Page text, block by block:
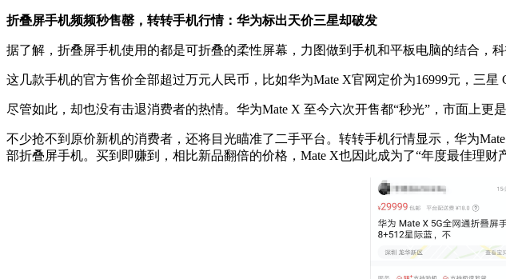
折叠屏手机频频秒售罄，转转手机行情：华为标出天价三星却破发
据了解，折叠屏手机使用的都是可折叠的柔性屏幕，力图做到手机和平板电脑的结合
这几款手机的官方售价全部超过万元人民币，比如华为Mate X官网定价为16999元，三星
尽管如此，却也没有击退消费者的热情。华为Mate X 至今六次开售都“秒光”，市面上更
不少抢不到原价新机的消费者，还将目光瞄准了二手平台。转转手机行情显示，华为
部折叠屏手机。买到即赚到，相比新品翻倍的价格，Mate X也因此成为了“年度最佳理财产